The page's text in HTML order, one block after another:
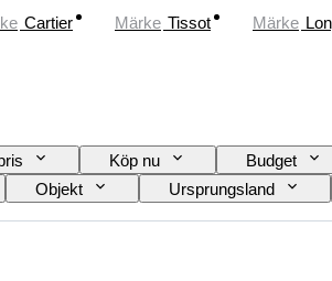
Cartier Märke Tissot Märke
Köp nu Budget
Objekt Ursprungsland
Bindning Utgåva nr.